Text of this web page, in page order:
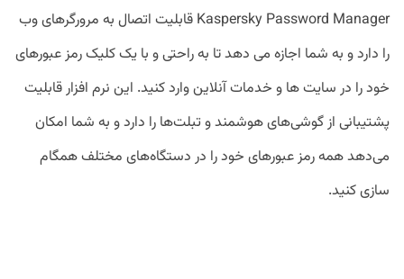
Kaspersky Password Manager قابلیت اتصال به مرورگرهای وب
را دارد و به شما اجازه می دهد تا به راحتی و با یک کلیک رمز عبورهای
خود را در سایت ها و خدمات آنلاین وارد کنید. این نرم افزار قابلیت
پشتیبانی از گوشی‌های هوشمند و تبلت‌ها را دارد و به شما امکان
می‌دهد همه رمز عبورهای خود را در دستگاه‌های مختلف همگام
سازی کنید.